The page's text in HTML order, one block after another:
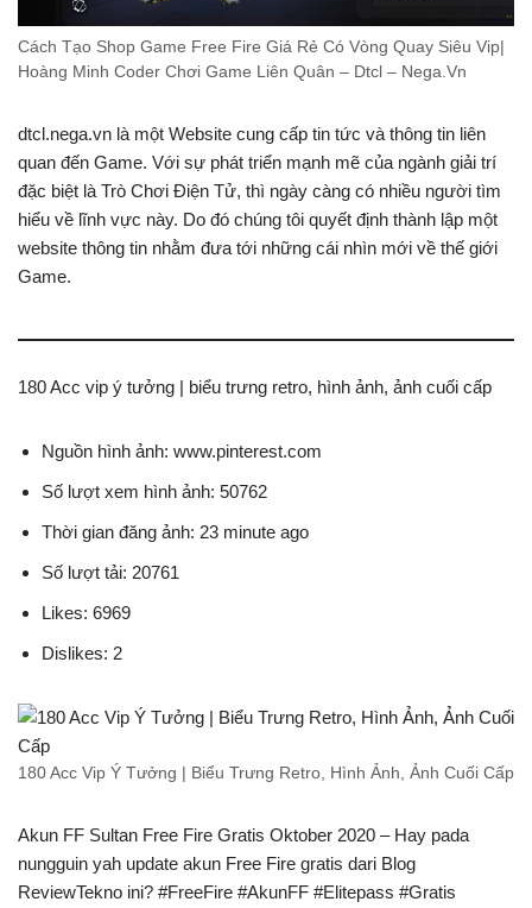
Cách Tạo Shop Game Free Fire Giá Rẻ Có Vòng Quay Siêu Vip|
Hoàng Minh Coder Chơi Game Liên Quân – Dtcl – Nega.Vn
dtcl.nega.vn là một Website cung cấp tin tức và thông tin liên
quan đến Game. Với sự phát triển mạnh mẽ của ngành giải trí
đặc biệt là Trò Chơi Điện Tử, thì ngày càng có nhiều người tìm
hiểu về lĩnh vực này. Do đó chúng tôi quyết định thành lập một
website thông tin nhằm đưa tới những cái nhìn mới về thế giới
Game.
180 Acc vip ý tưởng | biểu trưng retro, hình ảnh, ảnh cuối cấp
Nguồn hình ảnh: www.pinterest.com
Số lượt xem hình ảnh: 50762
Thời gian đăng ảnh: 23 minute ago
Số lượt tải: 20761
Likes: 6969
Dislikes: 2
180 Acc Vip Ý Tưởng | Biểu Trưng Retro, Hình Ảnh, Ảnh Cuối Cấp
Akun FF Sultan Free Fire Gratis Oktober 2020 – Hay pada
nungguin yah update akun Free Fire gratis dari Blog
ReviewTekno ini? #FreeFire #AkunFF #Elitepass #Gratis